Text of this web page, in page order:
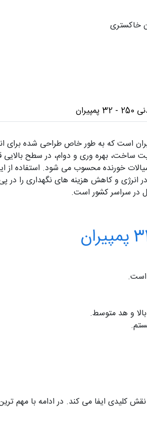
خاکستری
در بازار ایران است که به‌ طور خاص
خورنده محسوب می‌ شود. استفاده از
و کاهش هزینه‌ های نگهداری را در
در سراسر کشور است.
است.
و هد متوسط.